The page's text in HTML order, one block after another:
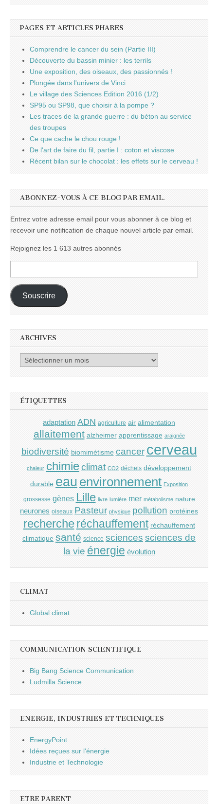
PAGES ET ARTICLES PHARES
Comprendre le cancer du sein (Partie III)
Découverte du bassin minier : les terrils
Une exposition, des oiseaux, des passionnés !
Plongée dans l'univers de Vinci
Le village des Sciences Edition 2016 (1/2)
SP95 ou SP98, que choisir à la pompe ?
Les traces de la grande guerre : du béton au service
des troupes
Ce que cache le chou rouge !
De l'art de faire du fil, partie I : coton et viscose
Récent bilan sur le chocolat : les effets sur le cerveau !
ABONNEZ-VOUS À CE BLOG PAR EMAIL.
Entrez votre adresse email pour vous abonner à ce blog et
recevoir une notification de chaque nouvel article par email.
Rejoignez les 1 613 autres abonnés
e-
mail :
Souscrire
ARCHIVES
Archives
ÉTIQUETTES
adaptation ADN agriculture air alimentation
allaitement alzheimer apprentissage araignée
biodiversité biomimétisme cancer cerveau
chaleur chimieclimat CO2 déchets développement
durable eau environnement Exposition
grossesse gènes Lille livre lumière mer métabolisme nature
neurones oiseaux Pasteur physique pollution protéines
recherche réchauffement réchauffement
climatique santé science sciences sciences de
la vie énergie évolution
CLIMAT
Global climat
COMMUNICATION SCIENTIFIQUE
Big Bang Science Communication
Ludmilla Science
ENERGIE, INDUSTRIES ET TECHNIQUES
EnergyPoint
Idées reçues sur l'énergie
Industrie et Technologie
ETRE PARENT